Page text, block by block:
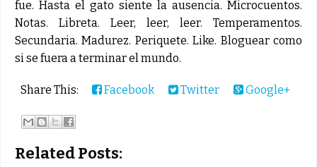
fue. Hasta el gato siente la ausencia. Microcuentos.
Notas. Libreta. Leer, leer, leer. Temperamentos.
Secundaria. Madurez. Periquete. Like. Bloguear como
si se fuera a terminar el mundo.
Share This: Facebook Twitter Google+
Related Posts: